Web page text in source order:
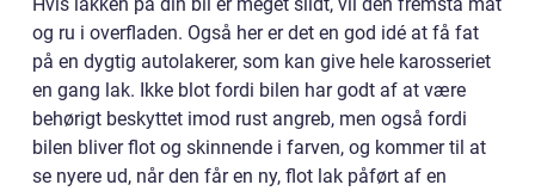
og ru i overfladen. Også her er det en god idé at få fat
på en dygtig autolakerer, som kan give hele karosseriet
en gang lak. Ikke blot fordi bilen har godt af at være
behørigt beskyttet imod rust angreb, men også fordi
bilen bliver flot og skinnende i farven, og kommer til at
se nyere ud, når den får en ny, flot lak påført af en